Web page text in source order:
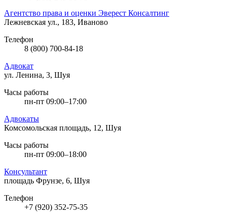
Агентство права и оценки Эверест Консалтинг
Лежневская ул., 183, Иваново
Телефон
8 (800) 700-84-18
Адвокат
ул. Ленина, 3, Шуя
Часы работы
пн-пт 09:00–17:00
Адвокаты
Комсомольская площадь, 12, Шуя
Часы работы
пн-пт 09:00–18:00
Консультант
площадь Фрунзе, 6, Шуя
Телефон
+7 (920) 352-75-35